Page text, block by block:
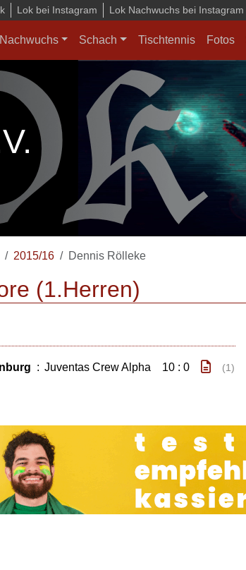
Lok bei Instagram Lok Nachwuchs bei Instagram
Nachwuchs Schach Tischtennis Fotos
2015/16 Dennis Rölleke
(1.Herren)
: Juventas Crew Alpha 10 : 0 (1)